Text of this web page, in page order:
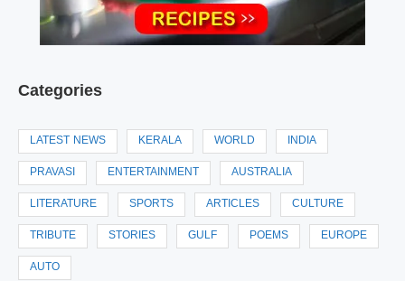
Categories
LATEST NEWS KERALA WORLD INDIA
PRAVASI ENTERTAINMENT AUSTRALIA
LITERATURE SPORTS ARTICLES CULTURE
TRIBUTE STORIES GULF POEMS EUROPE
AUTO